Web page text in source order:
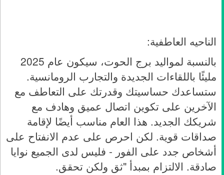
الناحيه العاطفية:
بالنسبة لمواليد برج الحوت، سيكون عام 2025
مليئًا باللقاءات الجديدة والتجارب الرومانسية.
ستساعدك حساسيتك وقدرتك على التعاطف مع
الآخرين على تكوين اتصال عميق وهادف مع
شريكك الجديد. هذا العام مناسب أيضًا لإقامة
صداقات قوية. لكن احرص على عدم الانفتاح على
أشخاص جدد على الفور - فليس لدى الجميع نوايا
صادقة. الالتزام بمبدأ "ثق ولكن تحقق.